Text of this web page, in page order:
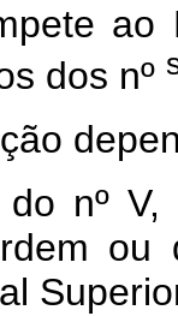
ao
dos nº
nº V,
ou